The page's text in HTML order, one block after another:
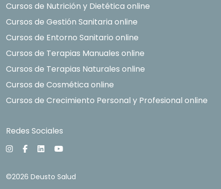
Cursos de Nutrición y Dietética online
Cursos de Gestión Sanitaria online
Cursos de Entorno Sanitario online
Cursos de Terapias Manuales online
Cursos de Terapias Naturales online
Cursos de Cosmética online
Cursos de Crecimiento Personal y Profesional online
Redes Sociales
©2026 Deusto Salud